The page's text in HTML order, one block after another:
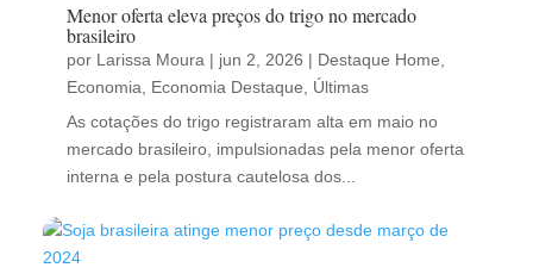
Menor oferta eleva preços do trigo no mercado
brasileiro
por Larissa Moura | jun 2, 2026 | Destaque Home
Economia
Economia Destaque
Últimas
As cotações do trigo registraram alta em maio no
mercado brasileiro, impulsionadas pela menor oferta
interna e pela postura cautelosa dos...